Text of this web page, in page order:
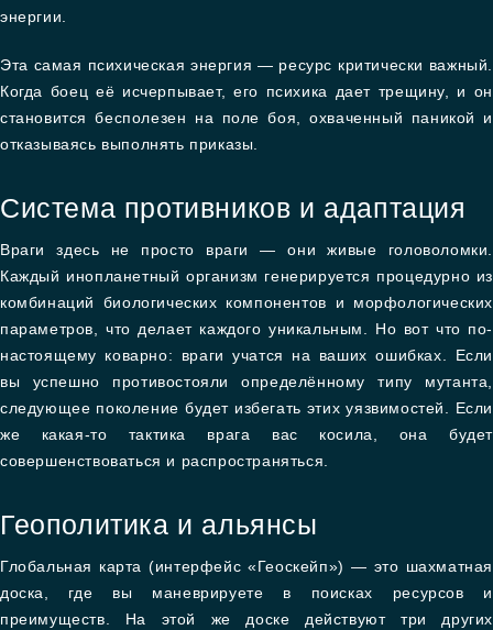
энергии.
Эта самая психическая энергия — ресурс критически важный.
Когда боец её исчерпывает, его психика дает трещину, и он
становится бесполезен на поле боя, охваченный паникой и
отказываясь выполнять приказы.
Система противников и адаптация
Враги здесь не просто враги — они живые головоломки.
Каждый инопланетный организм генерируется процедурно из
комбинаций биологических компонентов и морфологических
параметров, что делает каждого уникальным. Но вот что по-
настоящему коварно: враги учатся на ваших ошибках. Если
вы успешно противостояли определённому типу мутанта,
следующее поколение будет избегать этих уязвимостей. Если
же какая-то тактика врага вас косила, она будет
совершенствоваться и распространяться.
Геополитика и альянсы
Глобальная карта (интерфейс «Геоскейп») — это шахматная
доска, где вы маневрируете в поисках ресурсов и
преимуществ. На этой же доске действуют три других